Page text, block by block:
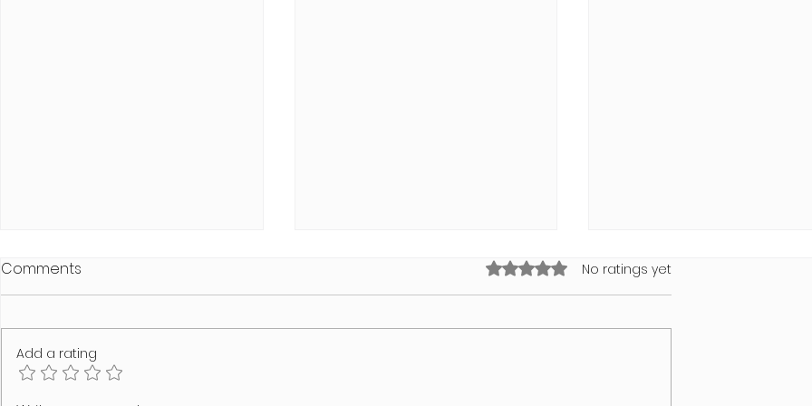
Comments Rated 0 out of 5 stars.No ratings yet
Add a rating